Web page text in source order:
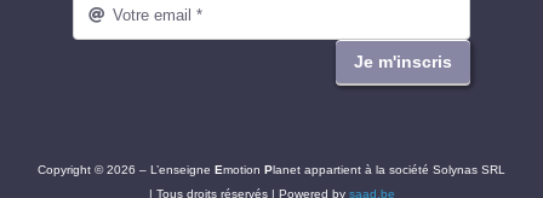
Je m'inscris
Copyright © 2026 – L’enseigne Emotion Planet appartient à la société Solynas SRL
| Tous droits réservés | Powered by saad.be